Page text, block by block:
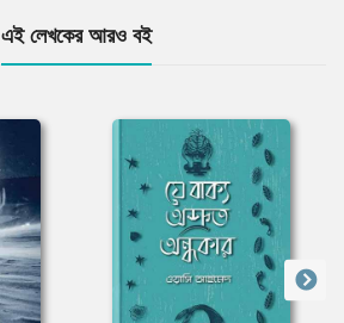
এই লেখকের আরও বই